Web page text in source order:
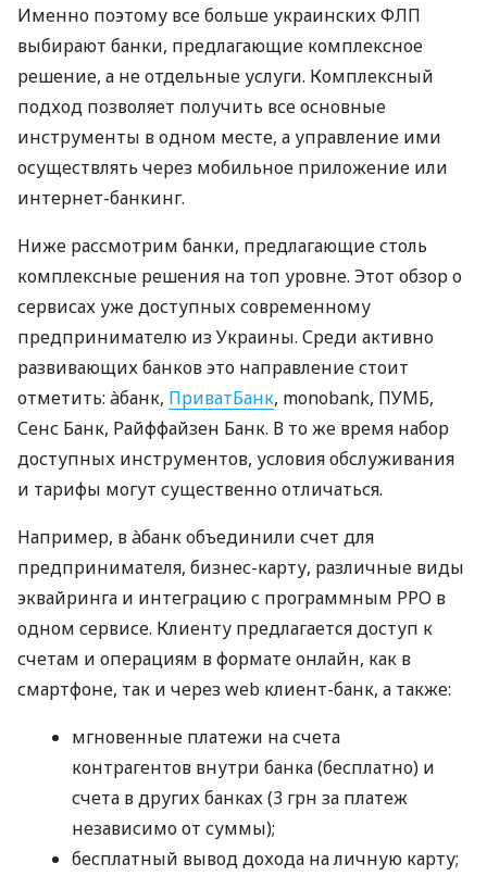
Именно поэтому все больше украинских ФЛП
выбирают банки, предлагающие комплексное
решение, а не отдельные услуги. Комплексный
подход позволяет получить все основные
инструменты в одном месте, а управление ими
осуществлять через мобильное приложение или
интернет-банкинг.
Ниже рассмотрим банки, предлагающие столь
комплексные решения на топ уровне. Этот обзор о
сервисах уже доступных современному
предпринимателю из Украины. Среди активно
развивающих банков это направление стоит
отметить: àбанк, ПриватБанк, monobank, ПУМБ,
Сенс Банк, Райффайзен Банк. В то же время набор
доступных инструментов, условия обслуживания
и тарифы могут существенно отличаться.
Например, в àбанк объединили счет для
предпринимателя, бизнес-карту, различные виды
эквайринга и интеграцию с программным РРО в
одном сервисе. Клиенту предлагается доступ к
счетам и операциям в формате онлайн, как в
смартфоне, так и через web клиент-банк, а также:
мгновенные платежи на счета
контрагентов внутри банка (бесплатно) и
счета в других банках (3 грн за платеж
независимо от суммы);
бесплатный вывод дохода на личную карту;